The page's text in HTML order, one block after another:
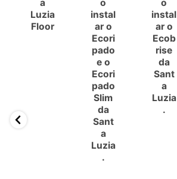
a
Luzia
Floor
o
instal
ar o
Ecori
pado
e o
Ecori
pado
Slim
da
Sant
a
Luzia
.
o
instal
ar o
Ecob
rise
da
Sant
a
Luzia
.